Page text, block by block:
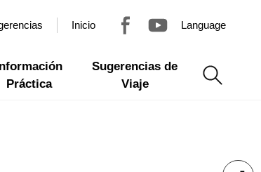
Inicio Language
Práctica
Sugerencias de
Viaje